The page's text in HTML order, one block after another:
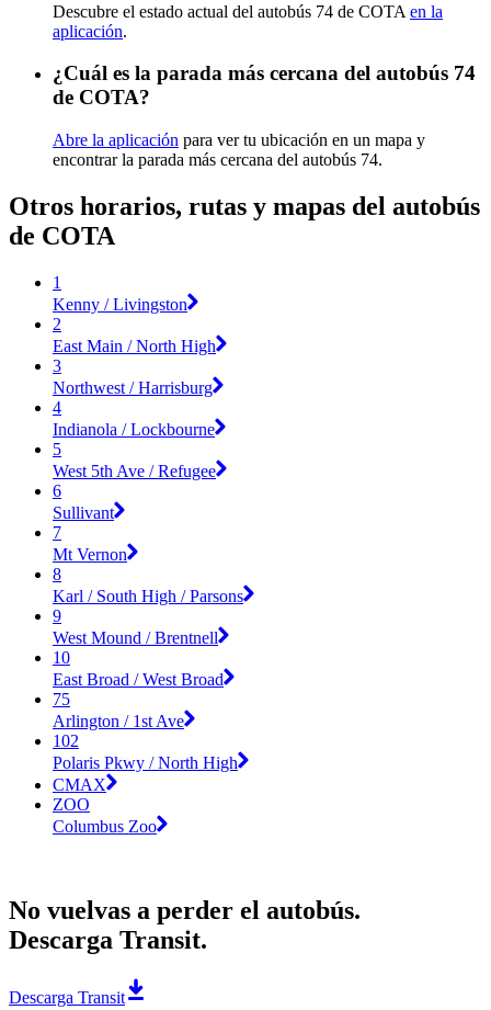
Descubre el estado actual del autobús 74 de COTA en la
aplicación.
¿Cuál es la parada más cercana del autobús 74
de COTA?
Abre la aplicación para ver tu ubicación en un mapa y
encontrar la parada más cercana del autobús 74.
Otros horarios, rutas y mapas del autobús
de COTA
1
Kenny / Livingston
2
East Main / North High
3
Northwest / Harrisburg
4
Indianola / Lockbourne
5
West 5th Ave / Refugee
6
Sullivant
7
Mt Vernon
8
Karl / South High / Parsons
9
West Mound / Brentnell
10
East Broad / West Broad
75
Arlington / 1st Ave
102
Polaris Pkwy / North High
CMAX
ZOO
Columbus Zoo
No vuelvas a perder el autobús.
Descarga Transit.
Descarga Transit